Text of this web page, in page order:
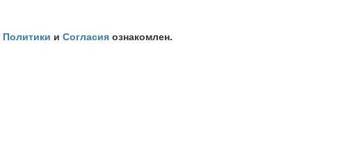
Политики и Согласия ознакомлен.